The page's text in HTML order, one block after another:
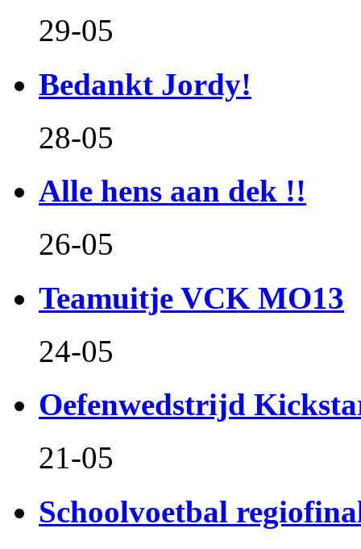
29-05
Bedankt Jordy!
28-05
Alle hens aan dek !!
26-05
Teamuitje VCK MO13
24-05
Oefenwedstrijd
21-05
Schoolvoetbal